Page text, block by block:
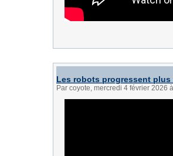
Les robots progressent
Par coyote, mercredi 4 février 2026